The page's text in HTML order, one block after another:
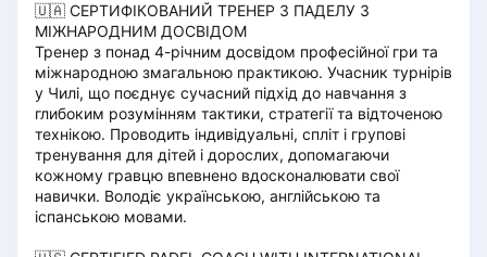
Katowice
Katowice Area
Kielce
Kościerzyna
Krakow
Legionowo
Lodz
Lublin
🇺🇦 СЕРТИФІКОВАНИЙ ТРЕНЕР З ПАДЕЛУ З
МІЖНАРОДНИМ ДОСВІДОМ
Тренер з понад 4-річним досвідом професійної гри та
міжнародною змагальною практикою. Учасник турнірів
у Чилі, що поєднує сучасний підхід до навчання з
глибоким розумінням тактики, стратегії та відточеною
технікою. Проводить індивідуальні, спліт і групові
тренування для дітей і дорослих, допомагаючи
кожному гравцю впевнено вдосконалювати свої
навички. Володіє українською, англійською та
іспанською мовами.